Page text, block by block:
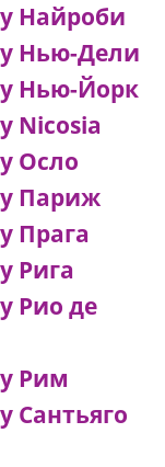
Найроби
Нью-Дели
Нью-Йорк
Nicosia
Осло
Париж
Прага
Рига
Рио де
Рим
Сантьяго